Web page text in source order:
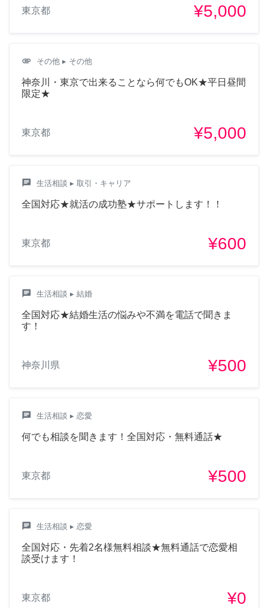
東京都 ¥5,000
attachment その他 ▸ その他
神奈川・東京で出来ることなら何でもOK★平日昼間
限定★
東京都 ¥5,000
chat 生活相談 ▸ 取引・キャリア
全国対応★就活の成功塾★サポートします！！
東京都 ¥600
chat 生活相談 ▸ 結婚
全国対応★結婚生活の悩みや不満を電話で聞きま
す！
神奈川県 ¥500
chat 生活相談 ▸ 恋愛
何でも相談を聞きます！全国対応・無料通話★
東京都 ¥500
chat 生活相談 ▸ 恋愛
全国対応・先着2名様無料相談★無料通話で恋愛相
談受けます！
東京都 ¥0